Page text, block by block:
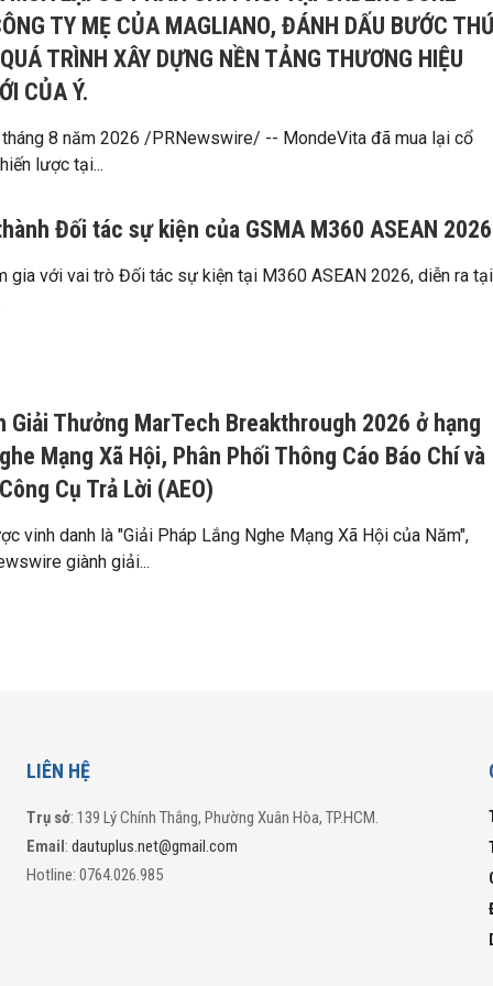
TY MẸ CỦA MAGLIANO, ĐÁNH DẤU BƯỚC
TRÌNH XÂY DỰNG NỀN TẢNG THƯƠNG HIỆU
CỦA Ý.
8 năm 2026 /PRNewswire/ -- MondeVita đã mua lại cổ
lược tại...
Đối tác sự kiện của GSMA M360 ASEAN 2026
gia với vai trò Đối tác sự kiện tại M360 ASEAN 2026, diễn ra tại
Giải Thưởng MarTech Breakthrough 2026 ở hạng
Mạng Xã Hội, Phân Phối Thông Cáo Báo Chí và
Cụ Trả Lời (AEO)
vinh danh là "Giải Pháp Lắng Nghe Mạng Xã Hội của Năm",
giành giải...
LIÊN HỆ
Trụ sở: 139 Lý Chính Thắng, Phường Xuân Hòa, TP.HCM.
Email :dautuplus.net@gmail.com
Hotline: 0764.026.985